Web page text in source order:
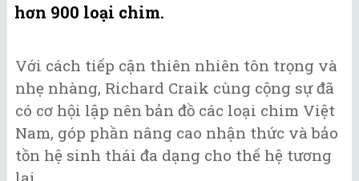
hơn 900 loại chim.
Với cách tiếp cận thiên nhiên tôn trọng và
nhẹ nhàng, Richard Craik cùng cộng sự đã
có cơ hội lập nên bản đồ các loại chim Việt
Nam, góp phần nâng cao nhận thức và bảo
tồn hệ sinh thái đa dạng cho thế hệ tương